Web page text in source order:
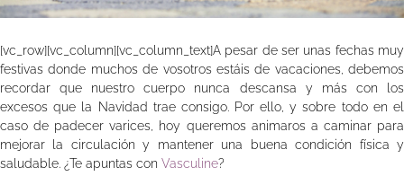
[vc_row][vc_column][vc_column_text]A pesar de ser unas fechas muy
festivas donde muchos de vosotros estáis de vacaciones, debemos
recordar que nuestro cuerpo nunca descansa y más con los
excesos que la Navidad trae consigo. Por ello, y sobre todo en el
caso de padecer varices, hoy queremos animaros a caminar para
mejorar la circulación y mantener una buena condición física y
saludable. ¿Te apuntas con Vasculine?